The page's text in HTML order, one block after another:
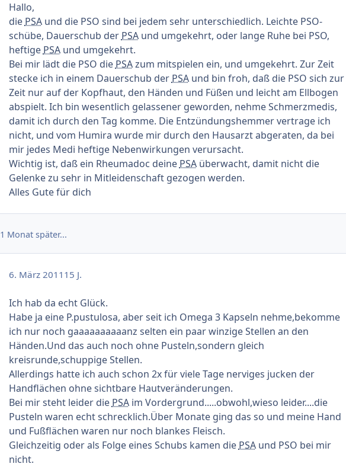
Hallo,
diePSAund die PSO sind bei jedem sehr unterschiedlich. Leichte PSO-
schübe, Dauerschub derPSAund umgekehrt, oder lange Ruhe bei PSO,
heftigePSAund umgekehrt.
Bei mir lädt die PSO diePSAzum mitspielen ein, und umgekehrt. Zur Zeit
stecke ich in einem Dauerschub derPSAund bin froh, daß die PSO sich zur
Zeit nur auf der Kopfhaut, den Händen und Füßen und leicht am Ellbogen
abspielt. Ich bin wesentlich gelassener geworden, nehme Schmerzmedis,
damit ich durch den Tag komme. Die Entzündungshemmer vertrage ich
nicht, und vom Humira wurde mir durch den Hausarzt abgeraten, da bei
mir jedes Medi heftige Nebenwirkungen verursacht.
Wichtig ist, daß ein Rheumadoc deinePSAüberwacht, damit nicht die
Gelenke zu sehr in Mitleidenschaft gezogen werden.
Alles Gute für dich
1 Monat später...
6. März 2011 15 J.
Ich hab da echt Glück.
Habe ja eine P.pustulosa, aber seit ich Omega 3 Kapseln nehme,bekomme
ich nur noch gaaaaaaaaaanz selten ein paar winzige Stellen an den
Händen.Und das auch noch ohne Pusteln,sondern gleich
kreisrunde,schuppige Stellen.
Allerdings hatte ich auch schon 2x für viele Tage nerviges jucken der
Handflächen ohne sichtbare Hautveränderungen.
Bei mir steht leider die PSAim Vordergrund.....obwohl,wieso leider....die
Pusteln waren echt schrecklich.Über Monate ging das so und meine Hand
und Fußflächen waren nur noch blankes Fleisch.
Gleichzeitig oder als Folge eines Schubs kamen die PSAund PSO bei mir
nicht.